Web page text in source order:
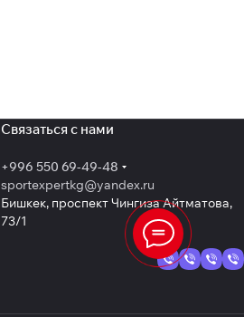
Связаться с нами
+996 550 69-49-48
sportexpertkg@yandex.ru
Бишкек, проспект Чингиза Айтматова,
73/1